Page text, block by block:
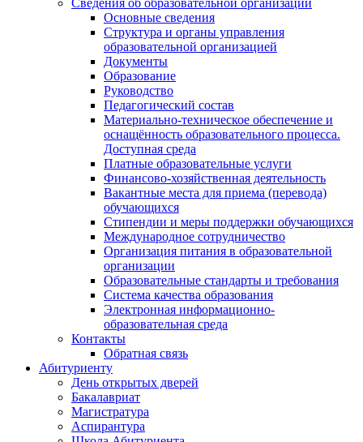
Основные сведения
Структура и органы управления
образовательной организацией
Документы
Образование
Руководство
Педагогический состав
Материально-техническое обеспечение и
оснащённость образовательного процесса.
Доступная среда
Платные образовательные услуги
Финансово-хозяйственная деятельность
Вакантные места для приема (перевода)
обучающихся
Стипендии и меры поддержки обучающихся
Международное сотрудничество
Организация питания в образовательной
организации
Образовательные стандарты и требования
Система качества образования
Электронная информационно-
образовательная среда
Контакты
Обратная связь
Абитуриенту
День открытых дверей
Бакалавриат
Магистратура
Аспирантура